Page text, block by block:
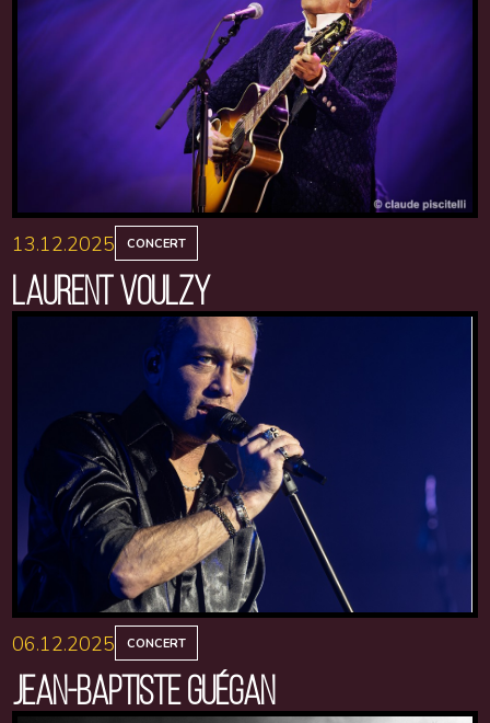
13.12.2025 CONCERT
LAURENT VOULZY
06.12.2025 CONCERT
JEAN-BAPTISTE GUÉGAN